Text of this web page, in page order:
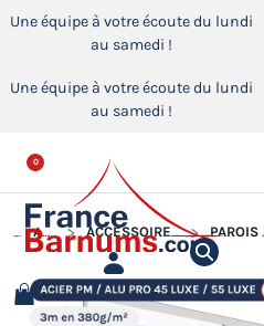
Une équipe à votre écoute du lundi
au samedi !
Une équipe à votre écoute du lundi
au samedi !
0
ACCUEIL ACCESSOIRES POUR BARNUMS PLIANTS PAROIS POUR BARNUM PLIANT